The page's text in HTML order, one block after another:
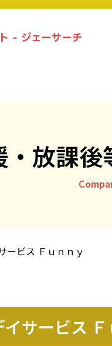
お
放課
ービス Ｆｕｎｎｙ
サービス Ｆ